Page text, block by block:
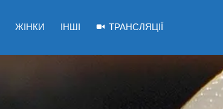
ЖІНКИ ІНШІ ТРАНСЛЯЦІЇ